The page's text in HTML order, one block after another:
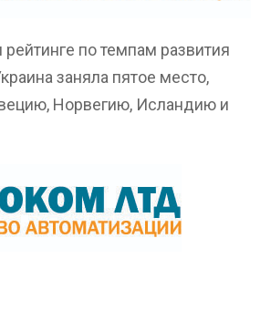
по темпам развития
заняла пятое место,
Норвегию, Исландию и